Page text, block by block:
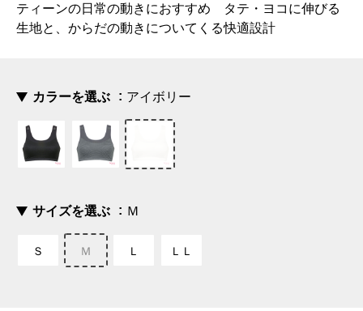
ティーンの日常の動きにおすすめ タテ・ヨコに伸びる
生地と、からだの動きについてくる快適設計
カラーを選ぶ アイボリー
サイズを選ぶ Ｍ
Ｓ Ｍ Ｌ ＬＬ